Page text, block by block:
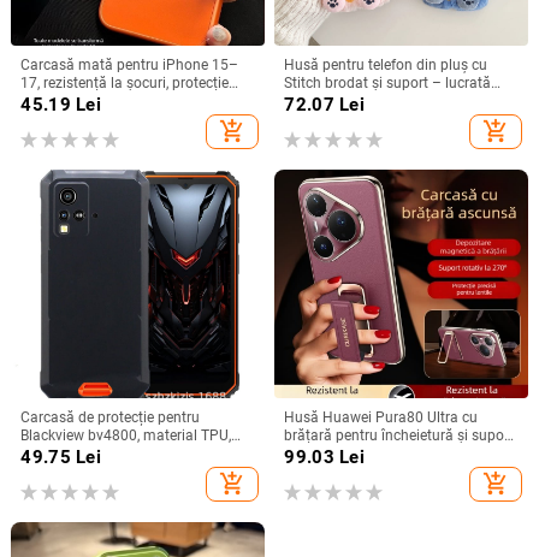
Carcasă mată pentru iPhone 15–
17, rezistență la șocuri, protecție
pentru obiectiv, prindere magnetică,
45.19 Lei
add_shopping_cart
Husă pentru telefon din pluș cu
Stitch brodat și suport – lucrată
manual, stil desen animat drăguț,
protecție anti-cădere, pentru seria
iPhone 11–17
72.07 Lei
add_shopping_cart
Carcasă de protecție pentru
Blackview bv4800, material TPU,
realizată manual, personalizabilă
49.75 Lei
add_shopping_cart
Husă Huawei Pura80 Ultra cu
brățară pentru încheietură și suport
rotativ — textură piele Napa
99.03 Lei
add_shopping_cart